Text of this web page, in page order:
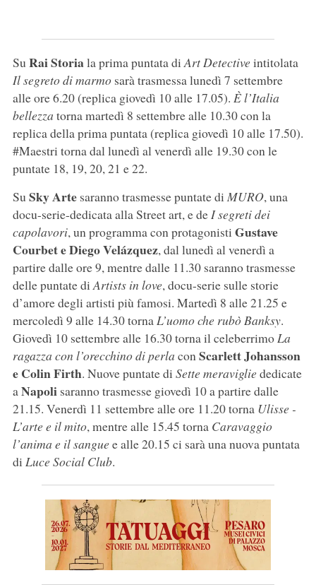
SuRai Storiala prima puntata diArt Detectiveintitolata
Il segreto di marmosarà trasmessa lunedì 7 settembre
alle ore 6.20 (replica giovedì 10 alle 17.05). È l’Italia
bellezza torna martedì 8 settembre alle 10.30 con la
replica della prima puntata (replica giovedì 10 alle 17.50).
#Maestri torna dal lunedì al venerdì alle 19.30 con le
puntate 18, 19, 20, 21 e 22.
SuSky Artesaranno trasmesse puntate di MURO, una
docu-serie-dedicata alla Street art, e deI segreti dei
capolavori, un programma con protagonisti Gustave
Courbet e Diego Velázquez, dal lunedì al venerdì a
partire dalle ore 9, mentre dalle 11.30 saranno trasmesse
delle puntate diArtists in love, docu-serie sulle storie
d’amore degli artisti più famosi. Martedì 8 alle 21.25 e
mercoledì 9 alle 14.30 tornaL’uomo che rubò Banksy.
Giovedì 10 settembre alle 16.30 torna il celeberrimoLa
ragazza con l’orecchino di perla conScarlett Johansson
e Colin Firth. Nuove puntate di Sette meravigliededicate
aNapolisaranno trasmesse giovedì 10 a partire dalle
21.15. Venerdì 11 settembre alle ore 11.20 torna Ulisse -
L’arte e il mito, mentre alle 15.45 torna Caravaggio
l’anima e il sanguee alle 20.15 ci sarà una nuova puntata
di Luce Social Club.